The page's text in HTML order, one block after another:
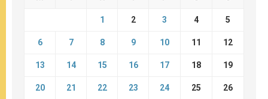
1 2 3 4 5
6 7 8 9 10 11 12
13 14 15 16 17 18 19
20 21 22 23 24 25 26